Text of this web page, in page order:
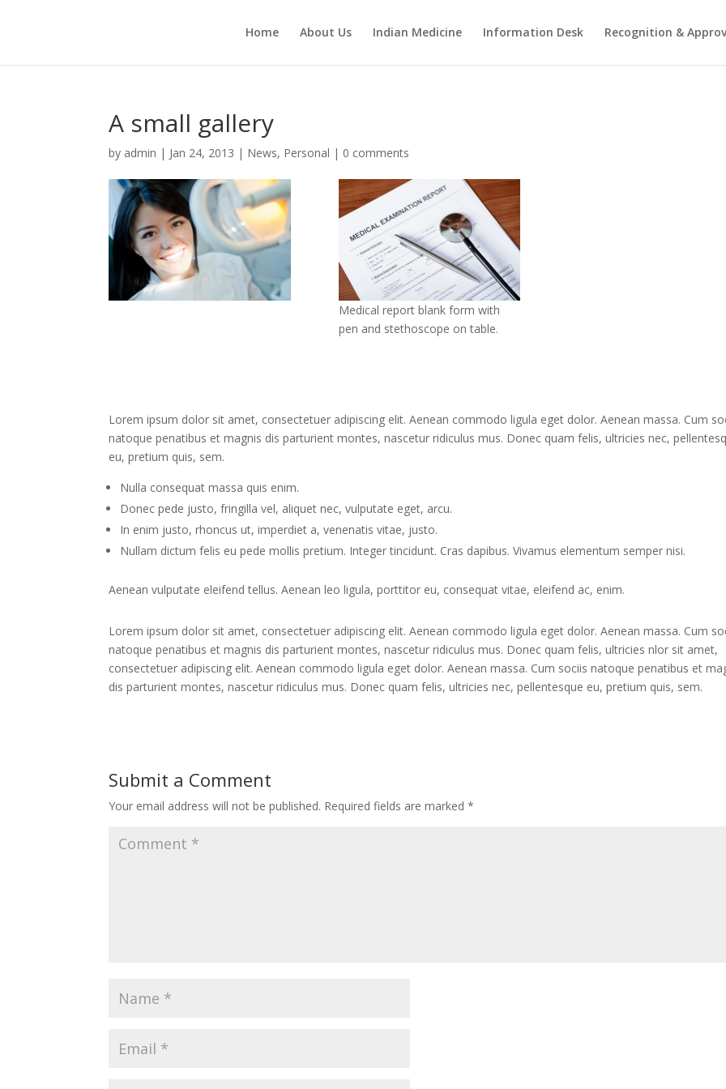
Home About Us Indian Medicine Information Desk Recognition &
A small gallery
by admin | Jan 24, 2013 | News, Personal | 0 comments
Medical report blank form with
pen and stethoscope on table.
Lorem ipsum dolor sit amet, consectetuer adipiscing elit. Aenean commodo ligula eget dolor. Aenean massa. Cum
natoque penatibus et magnis dis parturient montes, nascetur ridiculus mus. Donec quam felis, ultricies nec,
eu, pretium quis, sem.
Nulla consequat massa quis enim.
Donec pede justo, fringilla vel, aliquet nec, vulputate eget, arcu.
In enim justo, rhoncus ut, imperdiet a, venenatis vitae, justo.
Nullam dictum felis eu pede mollis pretium. Integer tincidunt. Cras dapibus. Vivamus elementum semper nisi.
Aenean vulputate eleifend tellus. Aenean leo ligula, porttitor eu, consequat vitae, eleifend ac, enim.
Lorem ipsum dolor sit amet, consectetuer adipiscing elit. Aenean commodo ligula eget dolor. Aenean massa. Cum
natoque penatibus et magnis dis parturient montes, nascetur ridiculus mus. Donec quam felis, ultricies nlor sit amet,
consectetuer adipiscing elit. Aenean commodo ligula eget dolor. Aenean massa. Cum sociis natoque penatibus et
dis parturient montes, nascetur ridiculus mus. Donec quam felis, ultricies nec, pellentesque eu, pretium quis, sem.
Submit a Comment
Your email address will not be published. Required fields are marked*